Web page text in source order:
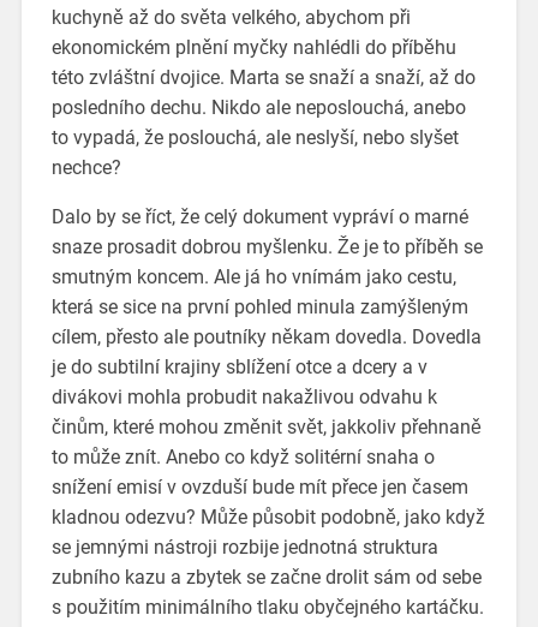
kuchyně až do světa velkého, abychom při
ekonomickém plnění myčky nahlédli do příběhu
této zvláštní dvojice. Marta se snaží a snaží, až do
posledního dechu. Nikdo ale neposlouchá, anebo
to vypadá, že poslouchá, ale neslyší, nebo slyšet
nechce?
Dalo by se říct, že celý dokument vypráví o marné
snaze prosadit dobrou myšlenku. Že je to příběh se
smutným koncem. Ale já ho vnímám jako cestu,
která se sice na první pohled minula zamýšleným
cílem, přesto ale poutníky někam dovedla. Dovedla
je do subtilní krajiny sblížení otce a dcery a v
divákovi mohla probudit nakažlivou odvahu k
činům, které mohou změnit svět, jakkoliv přehnaně
to může znít. Anebo co když solitérní snaha o
snížení emisí v ovzduší bude mít přece jen časem
kladnou odezvu? Může působit podobně, jako když
se jemnými nástroji rozbije jednotná struktura
zubního kazu a zbytek se začne drolit sám od sebe
s použitím minimálního tlaku obyčejného kartáčku.